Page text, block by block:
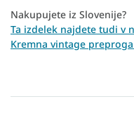
Nakupujete iz Slovenije?
Ta izdelek najdete tudi v
Kremna vintage